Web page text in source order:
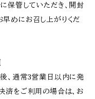
保管していただき、開封
めにお召し上がりくだ
、通常3営業日以内に発
済をご利用の場合は、お